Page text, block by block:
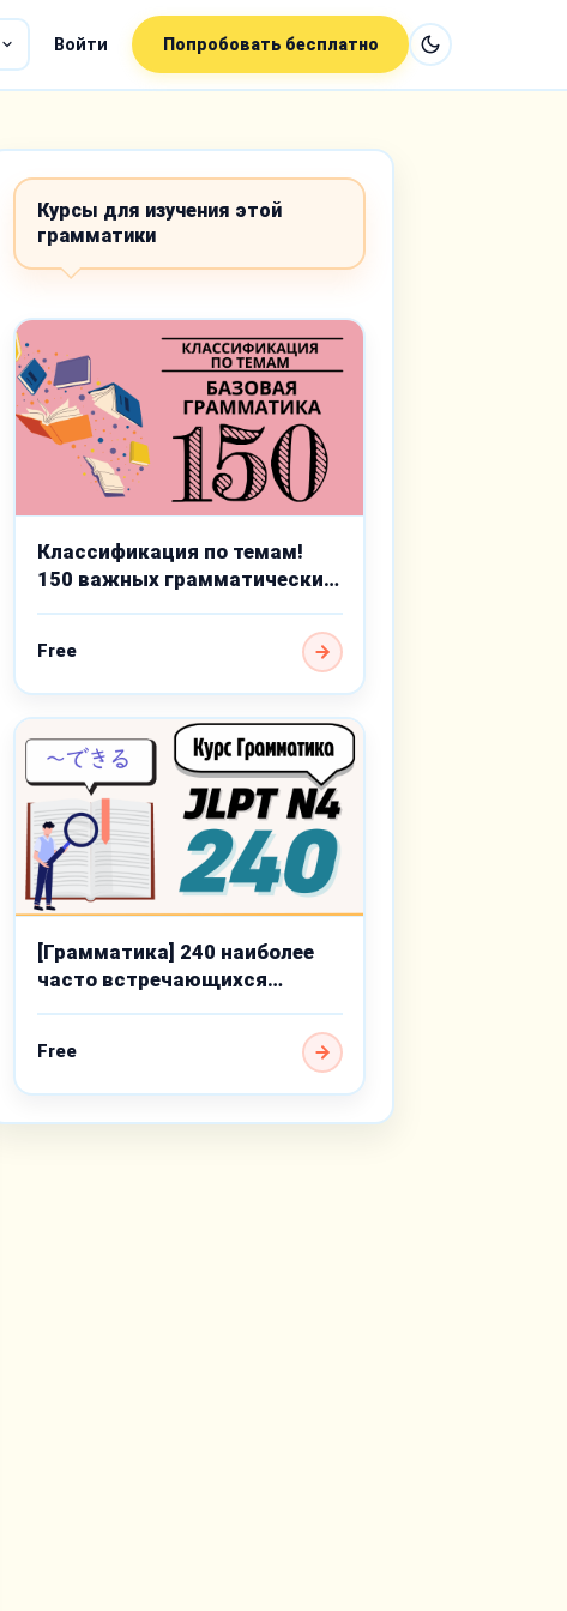
Войти Попробовать бесплатно
Курсы для изучения этой
грамматики
Классификация по темам!
150 важных грамматических
тем базового уровня
Free
[Грамматика] 240 наиболее
часто встречающихся
пунктов для JLPT N4
Free